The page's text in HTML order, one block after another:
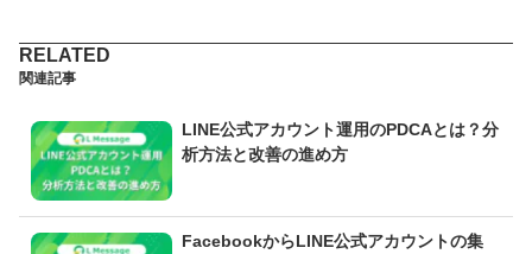
関連記事
LINE公式アカウント運用のPDCAとは？分
析方法と改善の進め方
FacebookからLINE公式アカウントの集